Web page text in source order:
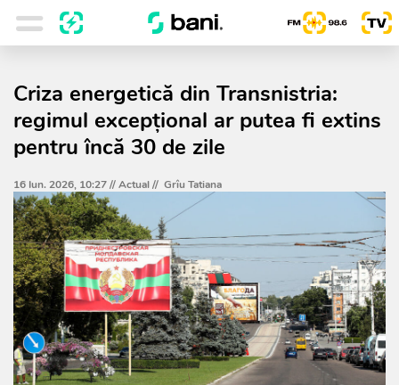
Criza energetică din Transnistria:
regimul excepțional ar putea fi extins
pentru încă 30 de zile
16 Iun. 2026, 10:27 //Actual// Grîu Tatiana